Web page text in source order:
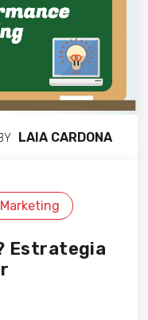
LAIA CARDONA
Estrategia